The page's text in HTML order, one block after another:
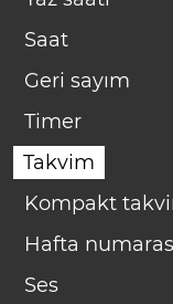
Saat
Geri sayım
Timer
Takvim
Kompakt
Hafta
Ses